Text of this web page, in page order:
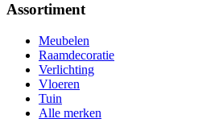
Assortiment
Meubelen
Raamdecoratie
Verlichting
Vloeren
Tuin
Alle merken